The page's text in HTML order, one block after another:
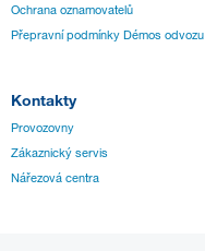
Ochrana oznamovatelů
Přepravní podmínky Démos odvozu
Kontakty
Provozovny
Zákaznický servis
Nářezová centra